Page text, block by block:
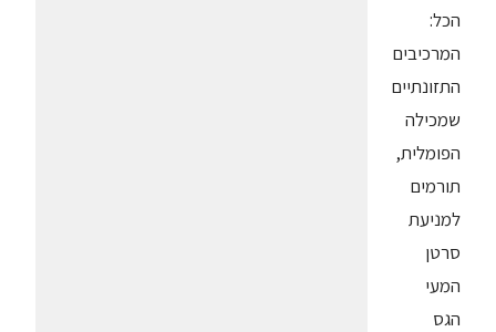
הכל:
המרכיבים
התזונתיים
שמכילה
הפומלית,
תורמים
למניעת
סרטן
המעי
הגס